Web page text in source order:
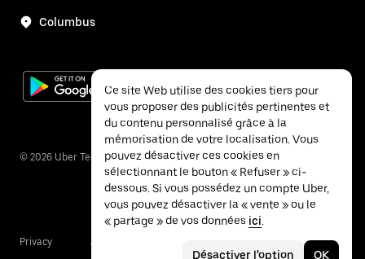
Columbus
© 2026 Uber Technologies Inc.
Privacy Accessibility
Ce site Web utilise des cookies tiers pour
vous proposer des publicités pertinentes et
du contenu personnalisé grâce à la
mémorisation de votre localisation. Vous
pouvez désactiver ces cookies en
sélectionnant le bouton « Refuser » ci-
dessous. Si vous possédez un compte Uber,
vous pouvez désactiver la « vente » ou le
« partage » de vos données ici.
Désactiver l'option OK